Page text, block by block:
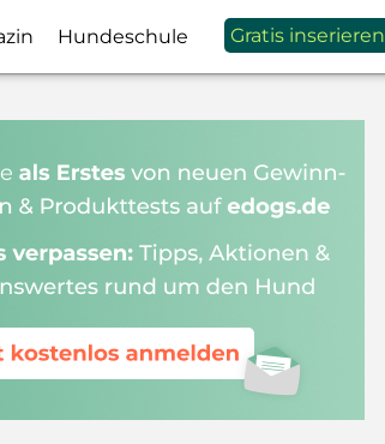
Hundeschule Gratis inserieren